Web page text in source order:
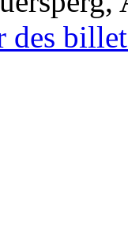
des